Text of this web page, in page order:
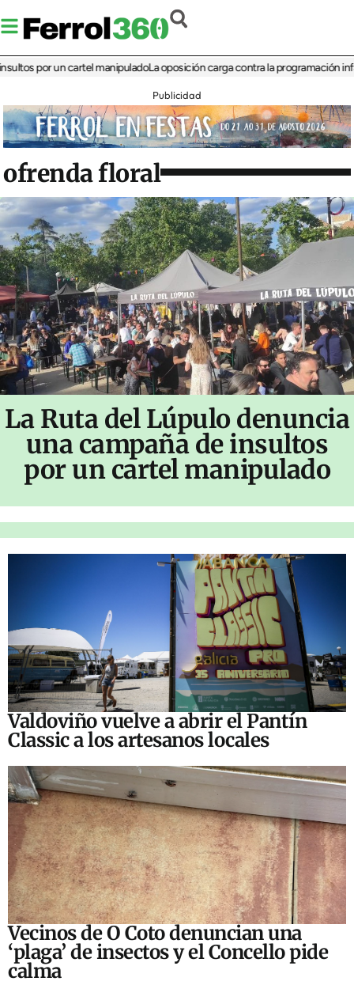
por un cartel manipuladoLa oposición carga contra la programación infantil
Publicidad
ofrenda floral
La Ruta del Lúpulo denuncia
una campaña de insultos
por un cartel manipulado
Valdoviño vuelve a abrir el Pantín
Classic a los artesanos locales
Vecinos de O Coto denuncian una
‘plaga’ de insectos y el Concello pide
calma